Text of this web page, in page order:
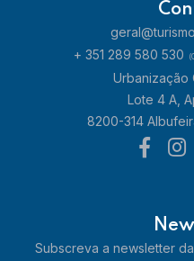
+ 351 289 580 530
Urbanização
Lote 4 A,
8200-314
Subscreva a newsletter